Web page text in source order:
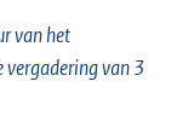
van het
vergadering van 3